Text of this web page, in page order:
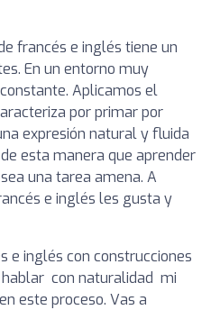
francés e inglés tiene un
En un entorno muy
Aplicamos el
por primar por
expresión natural y fluida
esta manera que aprender
una tarea amena. A
e inglés les gusta y
e inglés con construcciones
con naturalidad mi
este proceso. Vas a